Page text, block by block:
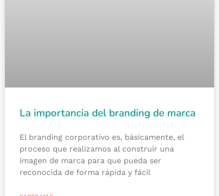
La importancia del branding de marca
El branding corporativo es, básicamente, el
proceso que realizamos al construir una
imagen de marca para que pueda ser
reconocida de forma rápida y fácil